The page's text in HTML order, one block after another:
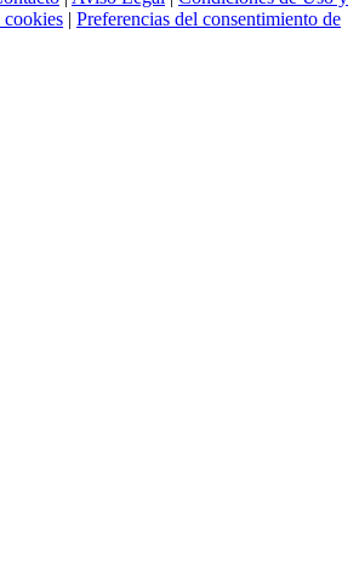
cookies | Preferencias del consentimiento de